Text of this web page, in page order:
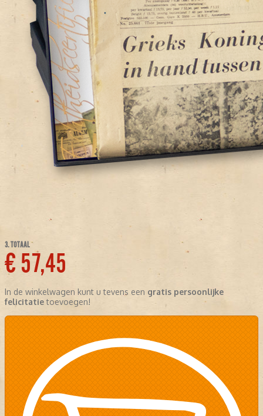
3. TOTAAL
€ 57,45
In de winkelwagen kunt u tevens een gratis persoonlijke
felicitatietoevoegen!